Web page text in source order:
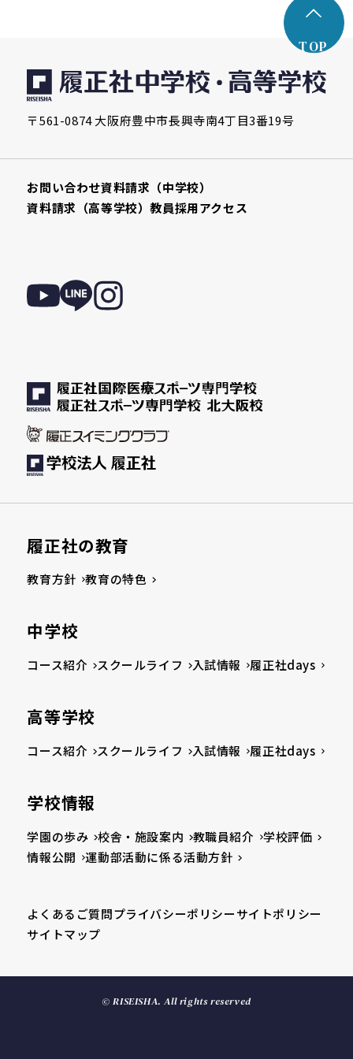
TOP
〒561-0874 大阪府豊中市長興寺南4丁目3番19号
お問い合わせ資料請求（中学校）
資料請求（高等学校）教員採用アクセス
履正社の教育
教育方針 教育の特色
中学校
コース紹介 スクールライフ 入試情報 履正社days
高等学校
コース紹介 スクールライフ 入試情報 履正社days
学校情報
学園の歩み 校舎・施設案内 教職員紹介
学校評価
情報公開
運動部活動に係る活動方針
よくあるご質問プライバシーポリシーサイトポリシー
サイトマップ
© RISEISHA. All rights reserved